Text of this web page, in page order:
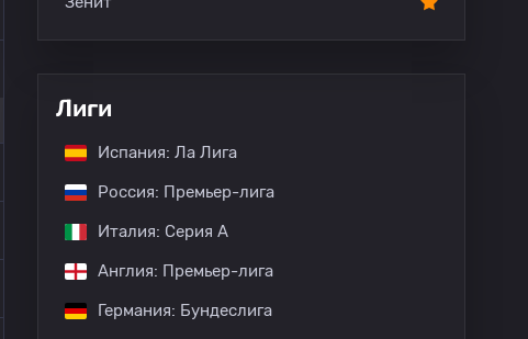
Лиги
Испания: Ла Лига
Россия: Премьер-лига
Италия: Серия А
Англия: Премьер-лига
Германия: Бундеслига